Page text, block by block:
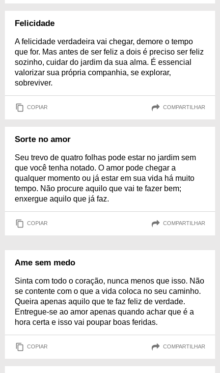
Felicidade
A felicidade verdadeira vai chegar, demore o tempo
que for. Mas antes de ser feliz a dois é preciso ser feliz
sozinho, cuidar do jardim da sua alma. É essencial
valorizar sua própria companhia, se explorar,
sobreviver.
COPIAR COMPARTILHAR
Sorte no amor
Seu trevo de quatro folhas pode estar no jardim sem
que você tenha notado. O amor pode chegar a
qualquer momento ou já estar em sua vida há muito
tempo. Não procure aquilo que vai te fazer bem;
enxergue aquilo que já faz.
COPIAR COMPARTILHAR
Ame sem medo
Sinta com todo o coração, nunca menos que isso. Não
se contente com o que a vida coloca no seu caminho.
Queira apenas aquilo que te faz feliz de verdade.
Entregue-se ao amor apenas quando achar que é a
hora certa e isso vai poupar boas feridas.
COPIAR COMPARTILHAR